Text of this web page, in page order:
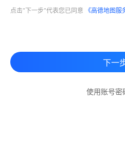
点击"下一步"代表您已同意 《高德地图服
下一
使用账号密